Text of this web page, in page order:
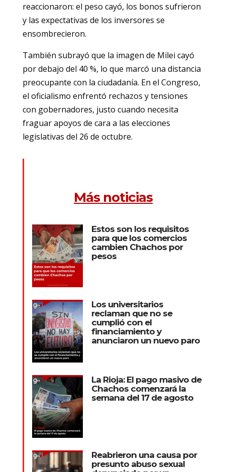
reaccionaron: el peso cayó, los bonos sufrieron
y las expectativas de los inversores se
ensombrecieron.
También subrayó que la imagen de Milei cayó
por debajo del 40 %, lo que marcó una distancia
preocupante con la ciudadanía. En el Congreso,
el oficialismo enfrentó rechazos y tensiones
con gobernadores, justo cuando necesita
fraguar apoyos de cara a las elecciones
legislativas del 26 de octubre.
Más noticias
Estos son los requisitos
para que los comercios
cambien Chachos por
pesos
Los universitarios
reclaman que no se
cumplió con el
financiamiento y
anunciaron un nuevo paro
La Rioja: El pago masivo de
Chachos comenzará la
semana del 17 de agosto
Reabrieron una causa por
presunto abuso sexual